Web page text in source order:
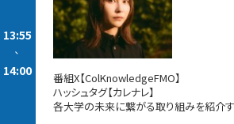
13:55
-
14:00
番組X【ColKnowledgeFMO】
ハッシュタグ【カレナレ】
各大学の未来に繋がる取り組みを紹介